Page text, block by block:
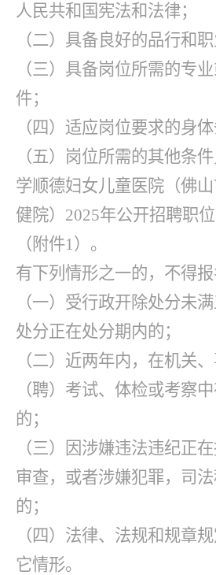
人民共和国宪法和法律；
（二）具备良好的品行和职
（三）具备岗位所需的专
件；
（四）适应岗位要求的身体
（五）岗位所需的其他条
学顺德妇女儿童医院（佛
健院） 2025年公开招聘职
（附件1）。
有下列情形之一的，不得报
（一）受行政开除处分未
处分正在处分期内的；
（二）近两年内，在机关
（聘）考试、体检或考察
的；
（三）因涉嫌违法违纪正
审查，或者涉嫌犯罪，司
的；
（四）法律、法规和规章
它情形。